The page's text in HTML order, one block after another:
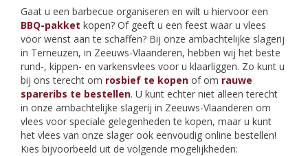
Gaat u een barbecue organiseren en wilt u hiervoor een
BBQ-pakket kopen? Of geeft u een feest waar u vlees
voor wenst aan te schaffen? Bij onze ambachtelijke slagerij
in Terneuzen, in Zeeuws-Vlaanderen, hebben wij het beste
rund-, kippen- en varkensvlees voor u klaarliggen. Zo kunt u
bij ons terecht om rosbief te kopen of om rauwe
spareribs te bestellen. U kunt echter niet alleen terecht
in onze ambachtelijke slagerij in Zeeuws-Vlaanderen om
vlees voor speciale gelegenheden te kopen, maar u kunt
het vlees van onze slager ook eenvoudig online bestellen!
Kies bijvoorbeeld uit de volgende mogelijkheden: